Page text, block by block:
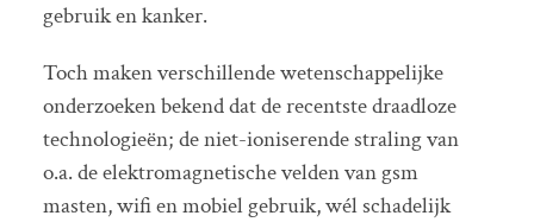
gebruik en kanker.
Toch maken verschillende wetenschappelijke
onderzoeken bekend dat de recentste draadloze
technologieën; de niet-ioniserende straling van
o.a. de elektromagnetische velden van gsm
masten, wifi en mobiel gebruik, wél schadelijk